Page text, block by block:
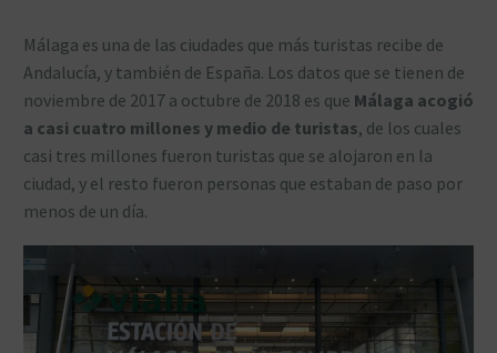
Málaga es una de las ciudades que más turistas recibe de
Andalucía, y también de España. Los datos que se tienen de
noviembre de 2017 a octubre de 2018 es que Málaga acogió
a casi cuatro millones y medio de turistas, de los cuales
casi tres millones fueron turistas que se alojaron en la
ciudad, y el resto fueron personas que estaban de paso por
menos de un día.